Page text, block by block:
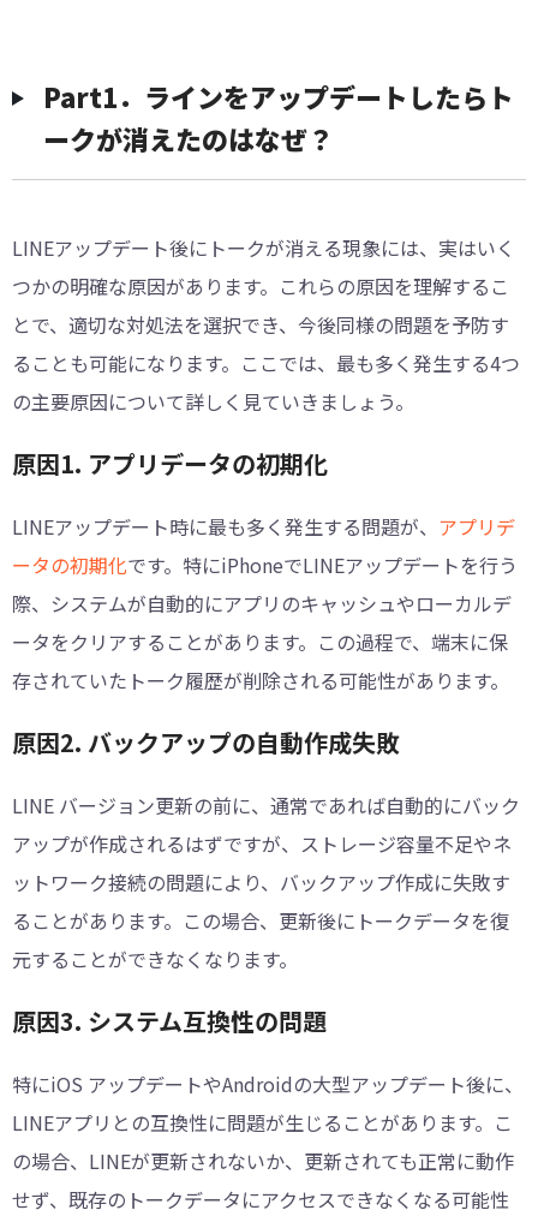
Part1．ラインをアップデートしたらト
ークが消えたのはなぜ？
LINEアップデート後にトークが消える現象には、実はいく
つかの明確な原因があります。これらの原因を理解するこ
とで、適切な対処法を選択でき、今後同様の問題を予防す
ることも可能になります。ここでは、最も多く発生する4つ
の主要原因について詳しく見ていきましょう。
原因1. アプリデータの初期化
LINEアップデート時に最も多く発生する問題が、 アプリデ
ータの初期化です。特にiPhoneでLINEアップデートを行う
際、システムが自動的にアプリのキャッシュやローカルデ
ータをクリアすることがあります。この過程で、端末に保
存されていたトーク履歴が削除される可能性があります。
原因2. バックアップの自動作成失敗
LINE バージョン更新の前に、通常であれば自動的にバック
アップが作成されるはずですが、ストレージ容量不足やネ
ットワーク接続の問題により、バックアップ作成に失敗す
ることがあります。この場合、更新後にトークデータを復
元することができなくなります。
原因3. システム互換性の問題
特にiOS アップデートやAndroidの大型アップデート後に、
LINEアプリとの互換性に問題が生じることがあります。こ
の場合、LINEが更新されないか、更新されても正常に動作
せず、既存のトークデータにアクセスできなくなる可能性